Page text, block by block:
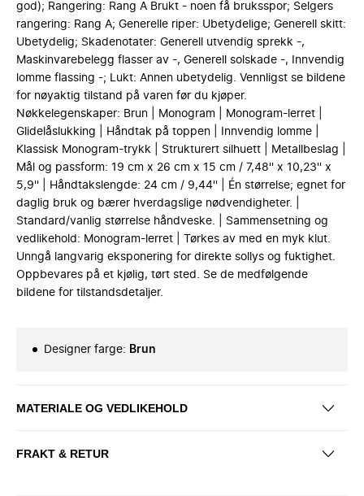
god); Rangering: Rang A Brukt - noen få bruksspor; Selgers
rangering: Rang A; Generelle riper: Ubetydelige; Generell skitt:
Ubetydelig; Skadenotater: Generell utvendig sprekk -,
Maskinvarebelegg flasser av -, Generell solskade -, Innvendig
lomme flassing -; Lukt: Annen ubetydelig. Vennligst se bildene
for nøyaktig tilstand på varen før du kjøper.
Nøkkelegenskaper: Brun | Monogram | Monogram-lerret |
Glidelåslukking | Håndtak på toppen | Innvendig lomme |
Klassisk Monogram-trykk | Strukturert silhuett | Metallbeslag |
Mål og passform: 19 cm x 26 cm x 15 cm / 7,48'' x 10,23'' x
5,9'' | Håndtakslengde: 24 cm / 9,44'' | Én størrelse; egnet for
daglig bruk og bærer hverdagslige nødvendigheter. |
Standard/vanlig størrelse håndveske. | Sammensetning og
vedlikehold: Monogram-lerret | Tørkes av med en myk klut.
Unngå langvarig eksponering for direkte sollys og fuktighet.
Oppbevares på et kjølig, tørt sted. Se de medfølgende
bildene for tilstandsdetaljer.
Designer farge: Brun
MATERIALE OG VEDLIKEHOLD
FRAKT & RETUR